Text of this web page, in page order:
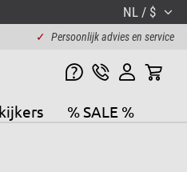
NL / $
✓ Persoonlijk advies en service
% SALE %